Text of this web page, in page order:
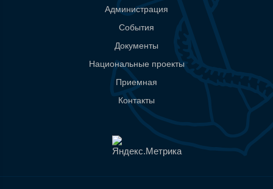
Администрация
События
Документы
Национальные проекты
Приемная
Контакты